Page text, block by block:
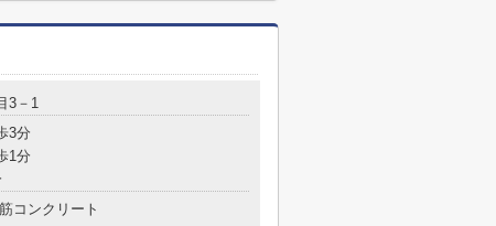
3－1
3分
1分
コンクリート